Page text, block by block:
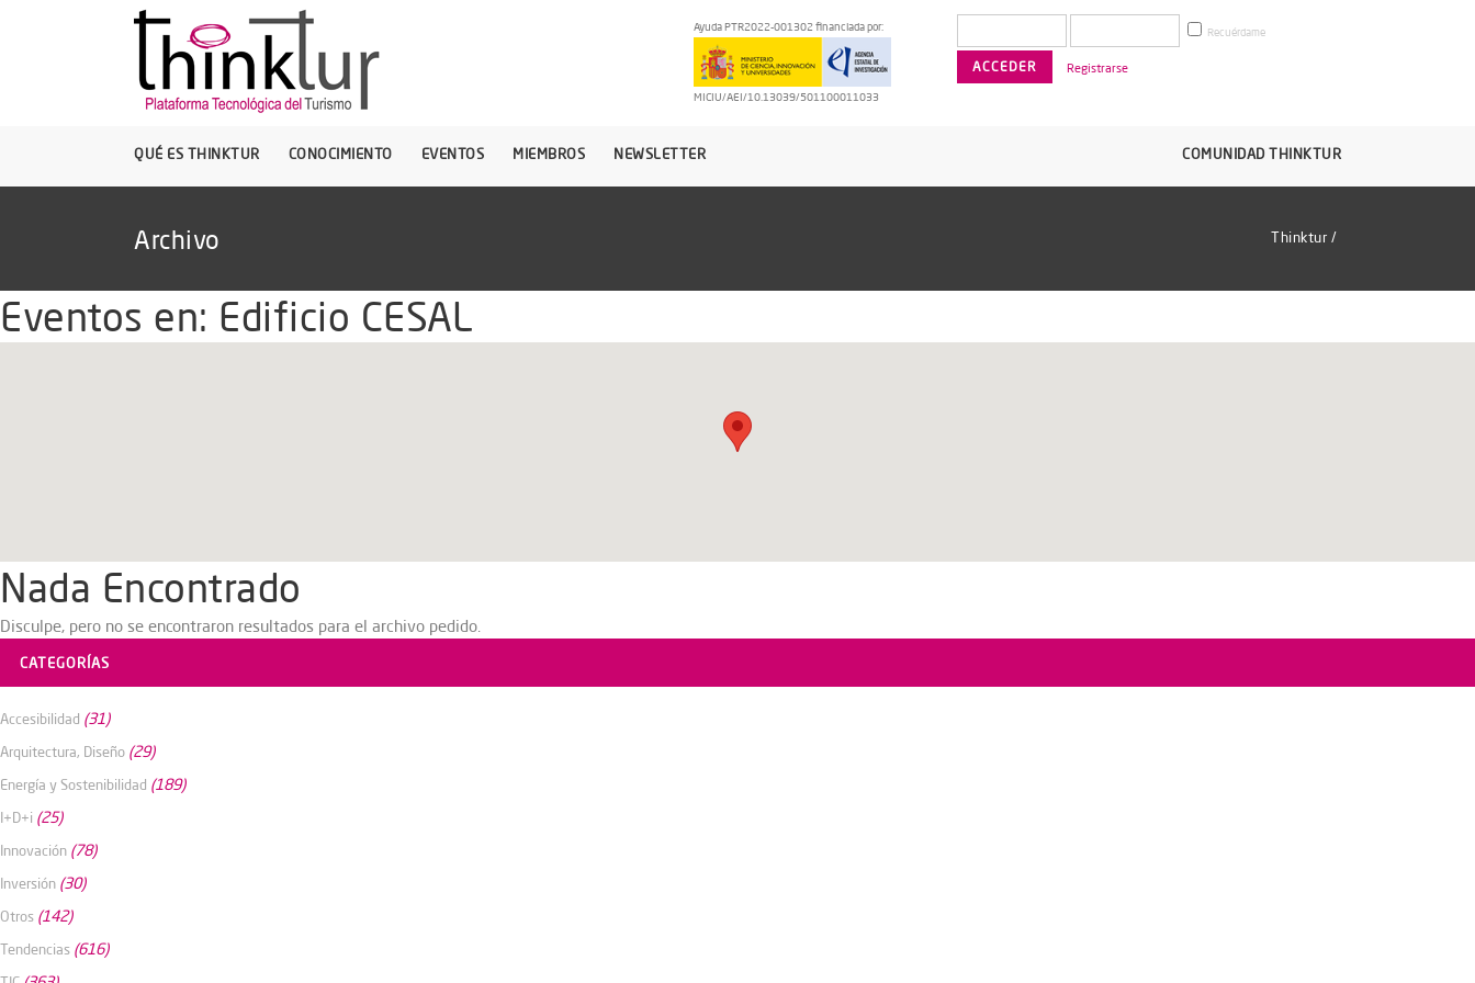
Ayuda PTR2022-001302 financiada por:
MICIU/AEI/10.13039/501100011033
Recuérdame
Registrarse
QUÉ ES THINKTUR CONOCIMIENTO EVENTOS MIEMBROS NEWSLETTER COMUNIDAD THINKTUR
Archivo Thinktur /
Eventos en: Edificio CESAL
Nada Encontrado
Disculpe, pero no se encontraron resultados para el archivo pedido.
CATEGORÍAS
Accesibilidad (31)
Arquitectura, Diseño (29)
Energía y Sostenibilidad (189)
I+D+i (25)
Innovación (78)
Inversión (30)
Otros (142)
Tendencias (616)